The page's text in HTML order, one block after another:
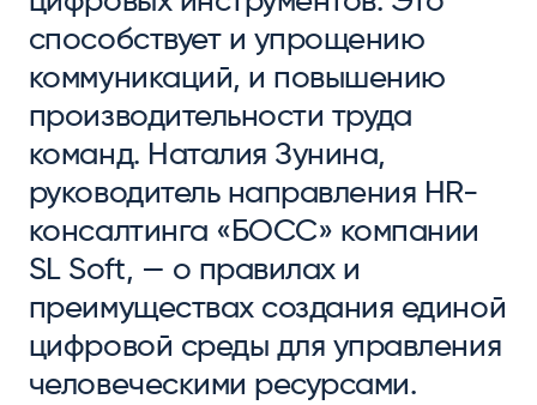
способствует и упрощению
коммуникаций, и повышению
производительности труда
команд. Наталия Зунина,
руководитель направления HR-
консалтинга «БОСС» компании
SL Soft, — о правилах и
преимуществах создания единой
цифровой среды для управления
человеческими ресурсами.